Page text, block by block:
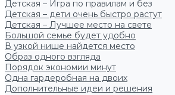
Детская – Игра по правилам и без
Детская – дети очень быстро растут
Детская – Лучшее место на свете
Большой семье будет удобно
В узкой нише найдется место
Образ одного взгляда
Порядок экономии минут
Одна гардеробная на двоих
Дополнительные идеи и решения